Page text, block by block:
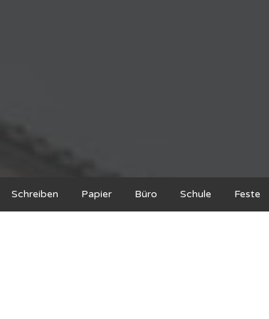
Schreiben Papier Büro Schule Feste